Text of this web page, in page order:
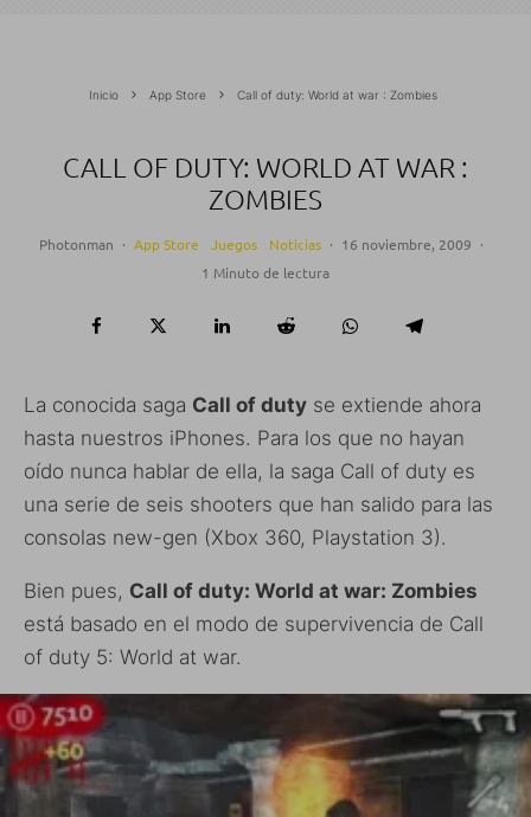
Inicio App Store Call of duty: World at war : Zombies
CALL OF DUTY: WORLD AT WAR :
ZOMBIES
Photonman · App Store Juegos Noticias · 16 noviembre, 2009 ·
1 Minuto de lectura
La conocida saga Call of duty se extiende ahora
hasta nuestros iPhones. Para los que no hayan
oído nunca hablar de ella, la saga Call of duty es
una serie de seis shooters que han salido para las
consolas new-gen (Xbox 360, Playstation 3).
Bien pues, Call of duty: World at war: Zombies
está basado en el modo de supervivencia de Call
of duty 5: World at war.